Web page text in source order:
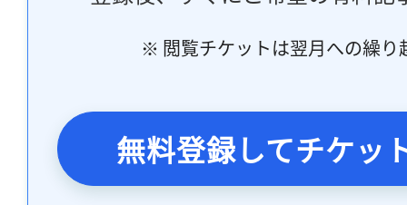
※ 閲覧チケットは翌月への繰り
無料登録してチケッ